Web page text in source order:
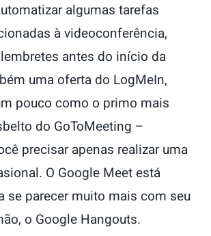
algumas tarefas
à videoconferência,
antes do início da
uma oferta do LogMeIn,
pouco como o primo mais
do GoToMeeting –
precisar apenas realizar uma
O Google Meet está
se parecer muito mais com seu
o Google Hangouts.